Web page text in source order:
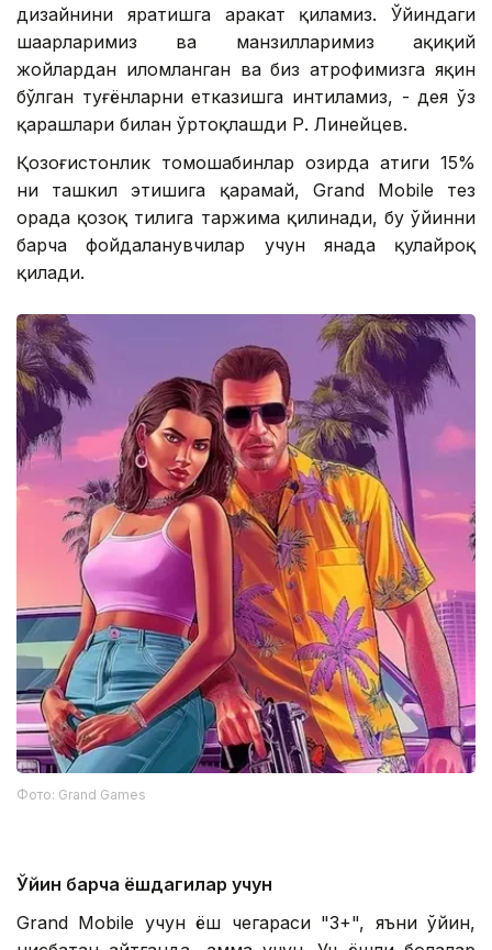
дизайнини яратишга ҳаракат қиламиз. Ўйиндаги
шаҳарларимиз ва манзилларимиз ҳақиқий
жойлардан илҳомланган ва биз атрофимизга яқин
бўлган туғёнларни етказишга интиламиз, - дея ўз
қарашлари билан ўртоқлашди Р. Линейцев.
Қозоғистонлик томошабинлар ҳозирда атиги 15%
ни ташкил этишига қарамай, Grand Mobile тез
орада қозоқ тилига таржима қилинади, бу ўйинни
барча фойдаланувчилар учун янада қулайроқ
қилади.
Фото: Grand Games
Ўйин барча ёшдагилар учун
Grand Mobile учун ёш чегараси "3+", яъни ўйин,